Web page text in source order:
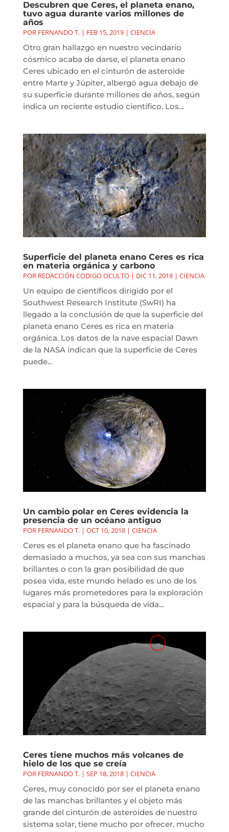
Descubren que Ceres, el planeta enano,
tuvo agua durante varios millones de
años
POR FERNANDO T.| FEB 15, 2019| CIENCIA
Otro gran hallazgo en nuestro vecindario
cósmico acaba de darse, el planeta enano
Ceres ubicado en el cinturón de asteroide
entre Marte y Júpiter, albergó agua debajo de
su superficie durante millones de años, según
indica un reciente estudio científico. Los...
Superficie del planeta enano Ceres es rica
en materia orgánica y carbono
POR REDACCIÓN CODIGO OCULTO| DIC 11, 2018| CIENCIA
Un equipo de científicos dirigido por el
Southwest Research Institute (SwRI) ha
llegado a la conclusión de que la superficie del
planeta enano Ceres es rica en materia
orgánica. Los datos de la nave espacial Dawn
de la NASA indican que la superficie de Ceres
puede...
Un cambio polar en Ceres evidencia la
presencia de un océano antiguo
POR FERNANDO T.| OCT 10, 2018| CIENCIA
Ceres es el planeta enano que ha fascinado
demasiado a muchos, ya sea con sus manchas
brillantes o con la gran posibilidad de que
posea vida, este mundo helado es uno de los
lugares más prometedores para la exploración
espacial y para la búsqueda de vida...
Ceres tiene muchos más volcanes de
hielo de los que se creía
POR FERNANDO T.| SEP 18, 2018| CIENCIA
Ceres, muy conocido por ser el planeta enano
de las manchas brillantes y el objeto más
grande del cinturón de asteroides de nuestro
sistema solar, tiene mucho por ofrecer, mucho